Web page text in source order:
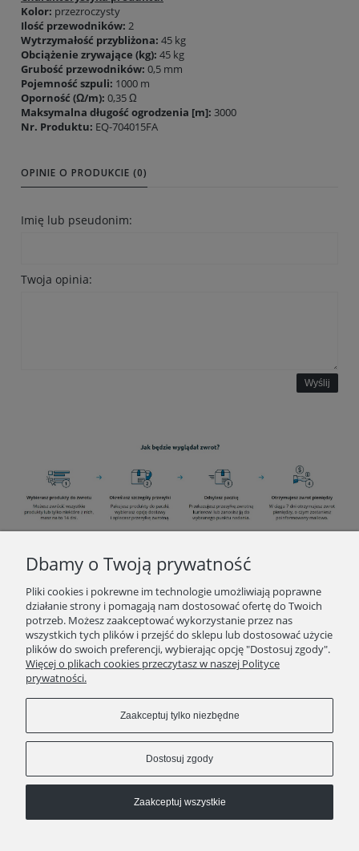
Kolor: przezroczysty
Ilość przewodników: 2
Wytrzymałość przybliżona: 45 kg
Obciążenie zrywające (kg): 45 kg
Grubość przewodników: 0,5 mm
Pojemność szpuli: 1000 m
Oporność (Ω/m): 0,35 Ω
Maksymalna długość ogrodzenia [m]: 3000
Nr. Produktu: EQ-704015FA
OPINIE O PRODUKCIE (0)
Imię lub pseudonim:
Twoja opinia:
Wyślij
INFORMACJE
O ZAKUPACH
KONTAKT
Pokaż pełną wersję strony
Dbamy o Twoją prywatność
Pliki cookies i pokrewne im technologie umożliwiają poprawne
działanie strony i pomagają nam dostosować ofertę do Twoich
potrzeb. Możesz zaakceptować wykorzystanie przez nas
wszystkich tych plików i przejść do sklepu lub dostosować użycie
plików do swoich preferencji, wybierając opcję "Dostosuj zgody".
Więcej o plikach cookies przeczytasz w naszej Polityce
prywatności.
Zaakceptuj tylko niezbędne
Dostosuj zgody
Zaakceptuj wszystkie